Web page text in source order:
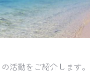
活動をご紹介します。